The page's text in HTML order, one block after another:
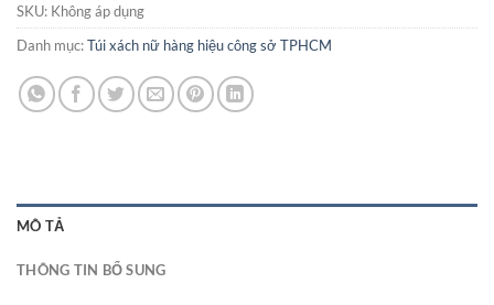
SKU: Không áp dụng
Danh mục:Túi xách nữ hàng hiệu công sở TPHCM
MÔ TẢ
THÔNG TIN BỔ SUNG